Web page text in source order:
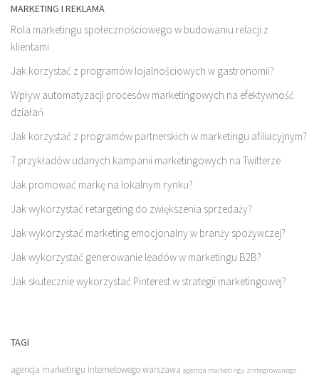
MARKETING I REKLAMA
Rola marketingu społecznościowego w budowaniu relacji z
klientami
Jak korzystać z programów lojalnościowych w gastronomii?
Wpływ automatyzacji procesów marketingowych na efektywność
działań
Jak korzystać z programów partnerskich w marketingu afiliacyjnym?
7 przykładów udanych kampanii marketingowych na Twitterze
Jak promować markę na lokalnym rynku?
Jak wykorzystać retargeting do zwiększenia sprzedaży?
Jak wykorzystać marketing emocjonalny w branży spożywczej?
Jak wykorzystać generowanie leadów w marketingu B2B?
Jak skutecznie wykorzystać Pinterest w strategii marketingowej?
TAGI
agencja marketingu internetowego warszawa agencja marketingu zintegrowanego